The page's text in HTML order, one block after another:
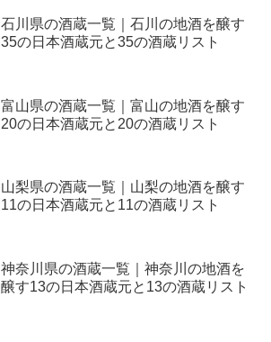
石川県の酒蔵一覧｜石川の地酒を醸す
35の日本酒蔵元と35の酒蔵リスト
富山県の酒蔵一覧｜富山の地酒を醸す
20の日本酒蔵元と20の酒蔵リスト
山梨県の酒蔵一覧｜山梨の地酒を醸す
11の日本酒蔵元と11の酒蔵リスト
神奈川県の酒蔵一覧｜神奈川の地酒を
醸す13の日本酒蔵元と13の酒蔵リスト